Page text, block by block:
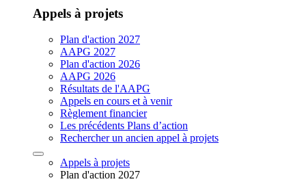
Appels à projets
Plan d'action 2027
AAPG 2027
Plan d'action 2026
AAPG 2026
Résultats de l'AAPG
Appels en cours et à venir
Règlement financier
Les précédents Plans d’action
Rechercher un ancien appel à projets
Appels à projets
Plan d'action 2027